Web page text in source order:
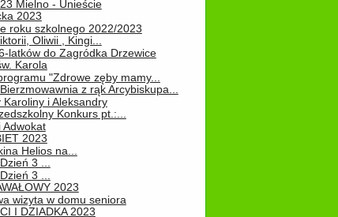
Mielno - Unieście
2023
roku szkolnego 2022/2023
Oliwii , Kingi...
latków do Zagródka Drzewice
Karola
"Zdrowe zęby mamy...
z rąk Arcybiskupa...
Karoliny i Aleksandry
Konkurs pt.:...
Adwokat
2023
Helios na...
3 ...
3 ...
2023
wizyta w domu seniora
I DZIADKA 2023